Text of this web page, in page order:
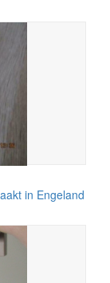
in Engeland